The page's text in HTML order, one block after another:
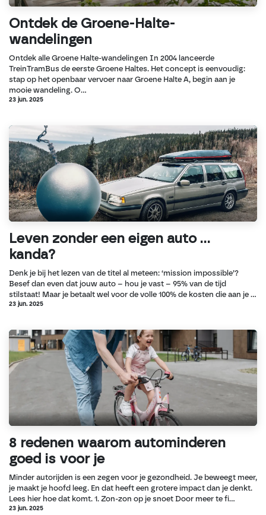
Ontdek de Groene-Halte-
wandelingen
Ontdek alle Groene Halte-wandelingen In 2004 lanceerde
TreinTramBus de eerste Groene Haltes. Het concept is eenvoudig:
stap op het openbaar vervoer naar Groene Halte A, begin aan je
mooie wandeling. O...
23 jun. 2025
Leven zonder een eigen auto ...
kanda?
Denk je bij het lezen van de titel al meteen: ‘mission impossible’?
Besef dan even dat jouw auto – hou je vast – 95% van de tijd
stilstaat! Maar je betaalt wel voor de volle 100% de kosten die aan je ...
23 jun. 2025
8 redenen waarom autominderen
goed is voor je
Minder autorijden is een zegen voor je gezondheid. Je beweegt meer,
je maakt je hoofd leeg. En dat heeft een grotere impact dan je denkt.
Lees hier hoe dat komt. 1. Zon-zon op je snoet Door meer te fi...
23 jun. 2025